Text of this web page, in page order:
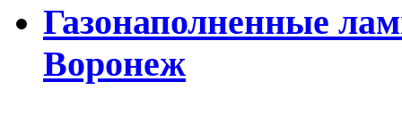
Газонаполненные
Воронеж